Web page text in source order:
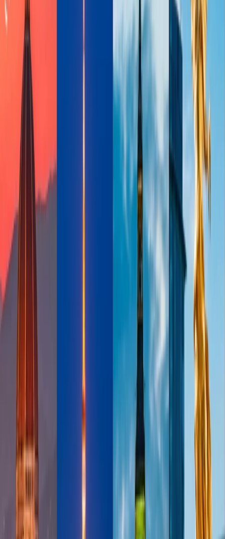
más
Sala de Primera Clase de Emirates, Dubai
Las salas de la clase Business y primera clase de Emirates operan en
la terminal 3 del aeropuerto internacional de Dubai, que es un
edifico más grande de todo el mundo, así que, las salas van a ser
grande, ofreciendo amplia gama de los servicios. Hay la
disponibilidad de duchas de hidromasaje que cuenta con todo lo que
necesita para relajarse, disfrute de una bebida de su preferencia en el
cigar bar en los salones de vestíbulo A , amplia gama de opciones de
una excelente gastronomía y una selección de platos
internacionales.
Quien Puede Entrar-
Emirates, tiene que tener el estado Elite Platinum de Emirates
Skywards o viajar en la primera clase de un vuelo de Emirates.
Terminal de Primera Clase de Lufthansa
Lufthansa ha creado una terminal de primera clase dónde los
pasajeros pueden aprovechar los servicios hasta la salida del vuelo.
El servicio de Valet parking de la terminal, habitaciones tranquilas
con sofás cama, amplias duchas, magníficos restaurantes, bares con
una cocina galardonada, un salón dedicada para los fumadores, el
servicio de wifi, y así sucesivamente. Una de las cosas que atrae
mucha atención es el bar sirve más de 100 tipos de whiskey. Cuando
entra, pasea por el control de la seguridad exclusiva antes de lo que
lleven a su vuelo.
Quién Puede Entrar
- Los pasajeros viajando en la primera clase de
Lufthansa o tienen un vuelo de conexión en la primera clase de
Lufthansa o Discover Airlines pueden aprovechar el servicio de la
Qantas Airways orgullosa para ofrecer un viaje lujoso sin igual. En
la sala hay la disponibilidad de amplia gama de servicios, como suite
de check-in exclusiva, relajase en galardonados salones first, con un
menú exclusivo, bebidas y servicios de qantas, LaGaía y Qantas se
han asociado para ofrecer una experiencia lujosa de spa y productos
de baño diseñados para rejuvenecer, una gastronómica única y rica
que cuenta con un menú internacional y así sucesivamente. Además,
pasea el tiempo viendo diferentes programas disponibles en las
pantallas individuales en cada espacio individual y puede elegir
trabajando en un suite de negocios privados y más.
Quién Puede Entrar-
Los pasajeros viajando en la clase primera en
vuelos de Qantas, Emirates o socios de oneworld, un estado de Elite
y más.
Sala de la Espera Business Al Mourjan de
Qatar Airways, Doha
Qatar Airways es una de las aerolíneas lujosas, así que, la aerolínea